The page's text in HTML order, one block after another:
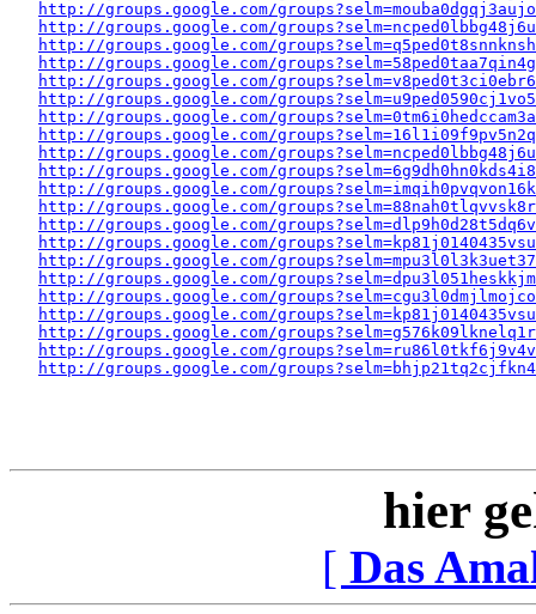
http://groups.google.com/
http://groups.google.com/
http://groups.google.com/
http://groups.google.com/
http://groups.google.com/
http://groups.google.com/
http://groups.google.com/
http://groups.google.com/
http://groups.google.com/
http://groups.google.com/
http://groups.google.com/
http://groups.google.com/
http://groups.google.com/
http://groups.google.com/
http://groups.google.com/
http://groups.google.com/
http://groups.google.com/
http://groups.google.com/
http://groups.google.com/
http://groups.google.com/
http://groups.google.com/
hier
[ Das